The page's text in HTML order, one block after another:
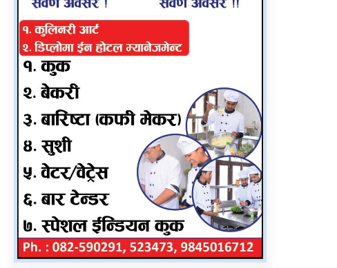
रुकुम पश्चिममा भ्यान र
मोटरसाइकल ठोक्किँदा एक
जनाको मृत्यु
दंगीशरणमा आर्थिक वर्ष
२०८२/८३ को वार्षिक समीक्षा
कार्यक्रम सम्पन्न